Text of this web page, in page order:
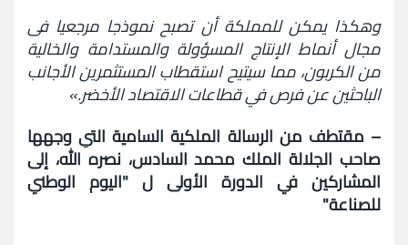
وهكذا يمكن للمملكة أن تصبح نموذجا مرجعيا في
مجال أنماط الإنتاج المسؤولة والمستدامة والخالية
من الكربون، مما سيتيح استقطاب المستثمرين الأجانب
الباحثين عن فرص في قطاعات الاقتصاد الأخضر.»
– مقتطف من الرسالة الملكية السامية التي وجهها
صاحب الجلالة الملك محمد السادس، نصره الله، إلى
المشاركين في الدورة الأولى ل "اليوم الوطني
للصناعة"